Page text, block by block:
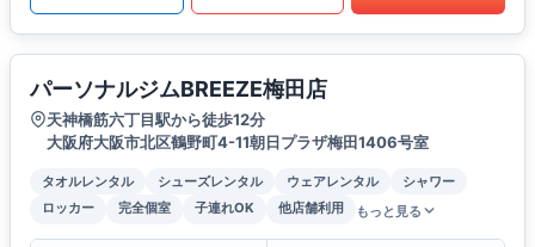
パーソナルジムBREEZE梅田店
天神橋筋六丁目駅から徒歩12分
大阪府大阪市北区鶴野町4-11朝日プラザ梅田1406号室
タオルレンタル シューズレンタル ウェアレンタル
シャワー
ロッカー
完全個室 子連れOK 他店舗利用 もっと見る